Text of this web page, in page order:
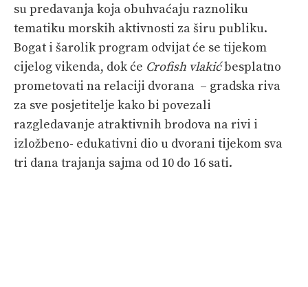
su predavanja koja obuhvaćaju raznoliku
tematiku morskih aktivnosti za širu publiku.
Bogat i šarolik program odvijat će se tijekom
cijelog vikenda, dok će Crofish vlakićbesplatno
prometovati na relaciji dvorana – gradska riva
za sve posjetitelje kako bi povezali
razgledavanje atraktivnih brodova na rivi i
izložbeno- edukativni dio u dvorani tijekom sva
tri dana trajanja sajma od 10 do 16 sati.